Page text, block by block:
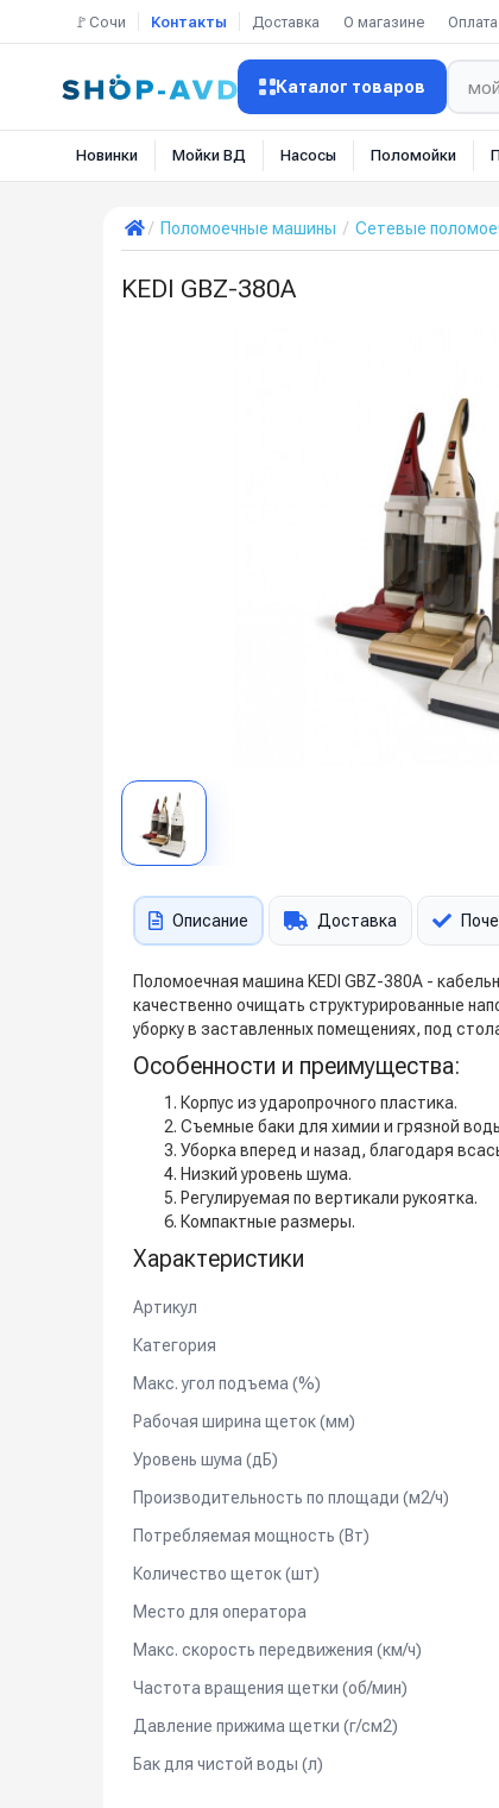
🚩Сочи Контакты Доставка О магазине Оплата
Каталог товаров
Новинки Мойки ВД Насосы Поломойки
Поломоечные машины Сетевые
KEDI GBZ-380A
Описание Доставка
Поломоечная машина KEDI GBZ-380A -
качественно очищать структурированные
уборку в заставленных помещениях, под
Особенности и преимущества:
Корпус из ударопрочного пластика.
Съемные баки для химии и грязной
Уборка вперед и назад, благодаря
Низкий уровень шума.
Регулируемая по вертикали рукоятка.
Компактные размеры.
Характеристики
Артикул
Категория
Макс. угол подъема (%)
Рабочая ширина щеток (мм)
Уровень шума (дБ)
Производительность по площади (м2/ч)
Потребляемая мощность (Вт)
Количество щеток (шт)
Место для оператора
Макс. скорость передвижения (км/ч)
Частота вращения щетки (об/мин)
Давление прижима щетки (г/см2)
Бак для чистой воды (л)